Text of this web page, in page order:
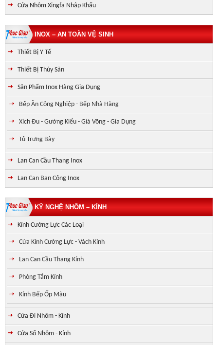
Cửa Nhôm Xingfa Nhập Khẩu
INOX – AN TOÀN VỆ SINH
Thiết Bị Y Tế
Thiết Bị Thủy Sản
Sản Phẩm Inox Hàng Gia Dụng
Bếp Ăn Công Nghiệp - Bếp Nhà Hàng
Xích Đu - Gường Kiểu - Giá Võng - Gia Dụng
Tủ Trưng Bày
Lan Can Cầu Thang Inox
Lan Can Ban Công Inox
KỸ NGHỆ NHÔM – KÍNH
Kính Cường Lực Các Loại
Cửa Kính Cường Lực - Vách Kính
Lan Can Cầu Thang Kính
Phòng Tắm Kính
Kính Bếp Ốp Màu
Cửa Đi Nhôm - Kính
Cửa Sổ Nhôm - Kính